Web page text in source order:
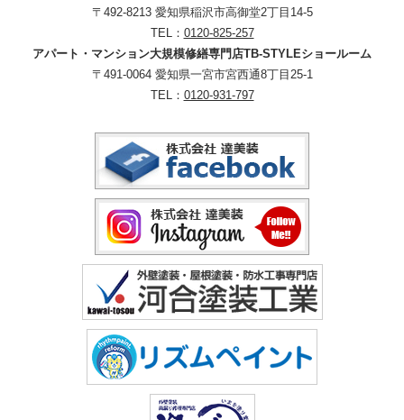
〒492-8213 愛知県稲沢市高御堂2丁目14-5
TEL： 0120-825-257
アパート・マンション大規模修繕専門店TB-STYLEショールーム
〒491-0064 愛知県一宮市宮西通8丁目25-1
TEL： 0120-931-797